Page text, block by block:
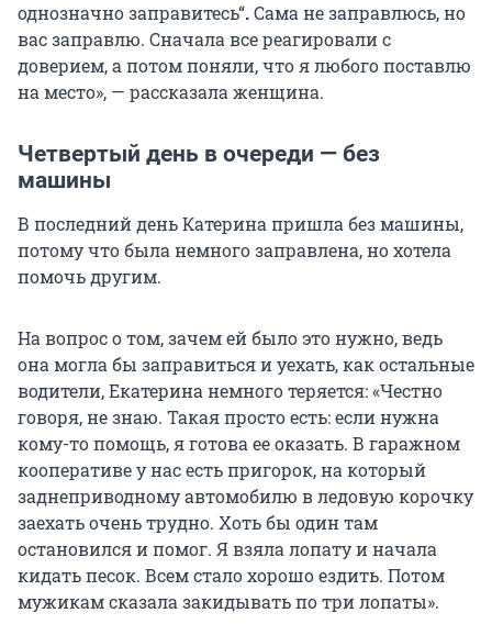
однозначно заправитесь“.Сама не заправлюсь, но
вас заправлю. Сначала все реагировали с
доверием, а потом поняли, что я любого поставлю
на место», — рассказала женщина.
Четвертый день в очереди — без
машины
В последний день Катерина пришла без машины,
потому что была немного заправлена, но хотела
помочь другим.
На вопрос о том, зачем ей было это нужно, ведь
она могла бы заправиться и уехать, как остальные
водители, Екатерина немного теряется: «Честно
говоря, не знаю. Такая просто есть: если нужна
кому-то помощь, я готова ее оказать. В гаражном
кооперативе у нас есть пригорок, на который
заднеприводному автомобилю в ледовую корочку
заехать очень трудно. Хоть бы один там
остановился и помог. Я взяла лопату и начала
кидать песок. Всем стало хорошо ездить. Потом
мужикам сказала закидывать по три лопаты».